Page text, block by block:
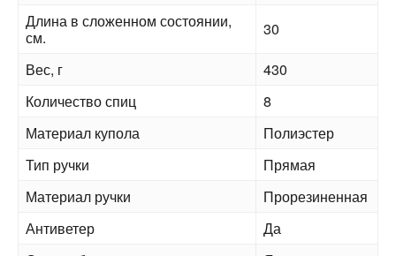
Длина в сложенном состоянии,
см.
30
Вес, г
430
Количество спиц
8
Материал купола
Полиэстер
Тип ручки
Прямая
Материал ручки
Прорезиненная
Антиветер
Да